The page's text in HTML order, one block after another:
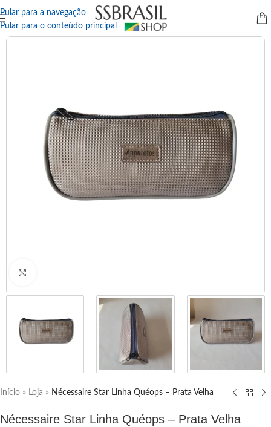
Pular para a navegação
Pular para o conteúdo principal
Início » Loja » Nécessaire Star Linha Quéops – Prata Velha
Nécessaire Star Linha Quéops – Prata Velha